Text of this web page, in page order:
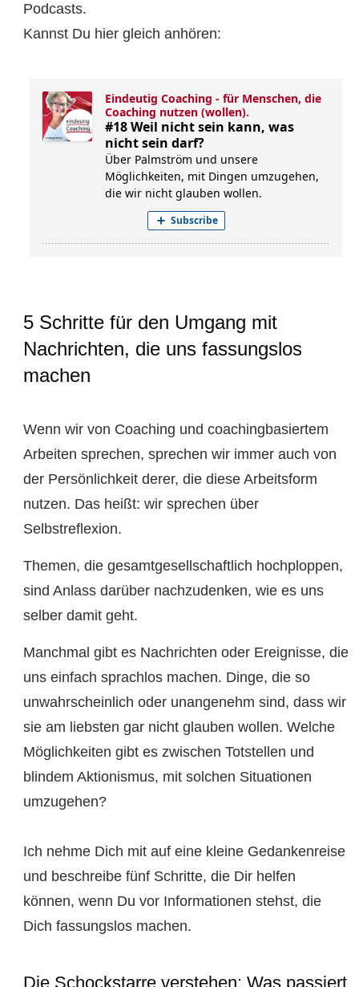
Podcasts.
Kannst Du hier gleich anhören:
5 Schritte für den Umgang mit
Nachrichten, die uns fassungslos
machen
Wenn wir von Coaching und coachingbasiertem
Arbeiten sprechen, sprechen wir immer auch von
der Persönlichkeit derer, die diese Arbeitsform
nutzen. Das heißt: wir sprechen über
Selbstreflexion.
Themen, die gesamtgesellschaftlich hochploppen,
sind Anlass darüber nachzudenken, wie es uns
selber damit geht.
Manchmal gibt es Nachrichten oder Ereignisse, die
uns einfach sprachlos machen. Dinge, die so
unwahrscheinlich oder unangenehm sind, dass wir
sie am liebsten gar nicht glauben wollen. Welche
Möglichkeiten gibt es zwischen Totstellen und
blindem Aktionismus, mit solchen Situationen
umzugehen?
Ich nehme Dich mit auf eine kleine Gedankenreise
und beschreibe fünf Schritte, die Dir helfen
können, wenn Du vor Informationen stehst, die
Dich fassungslos machen.
Die Schockstarre verstehen: Was passiert